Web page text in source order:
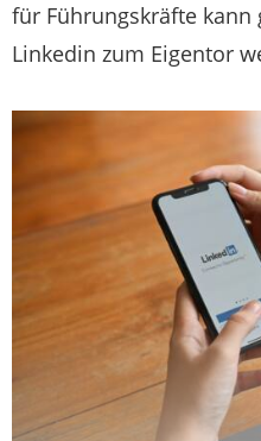
für Führungskräfte kann
Linkedin zum Eigentor